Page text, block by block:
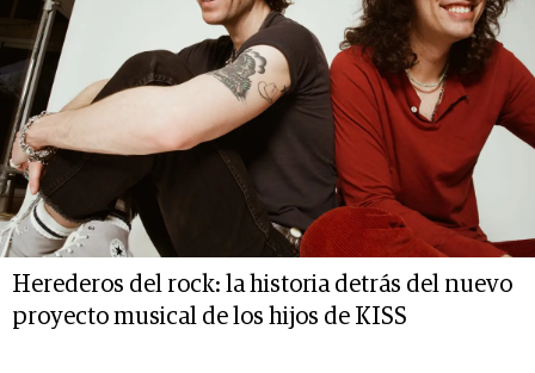
Herederos del rock: la historia detrás del nuevo
proyecto musical de los hijos de KISS